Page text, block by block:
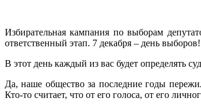
Избирательная кампания по выборам
ответственный этап. 7 декабря – день выборов!
В этот день каждый из вас будет определять
Да, наше общество за последние годы
Кто-то считает, что от его голоса, от его